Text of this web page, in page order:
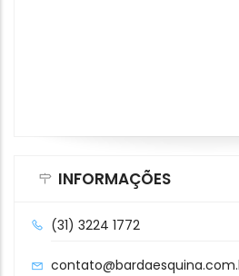
INFORMAÇÕES
(31) 3224 1772